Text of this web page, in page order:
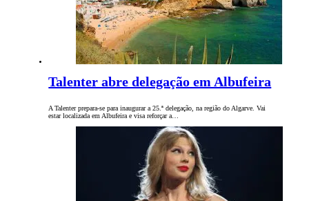
Talenter abre delegação em Albufeira
A Talenter prepara-se para inaugurar a 25.ª delegação, na região do Algarve. Vai
estar localizada em Albufeira e visa reforçar a…